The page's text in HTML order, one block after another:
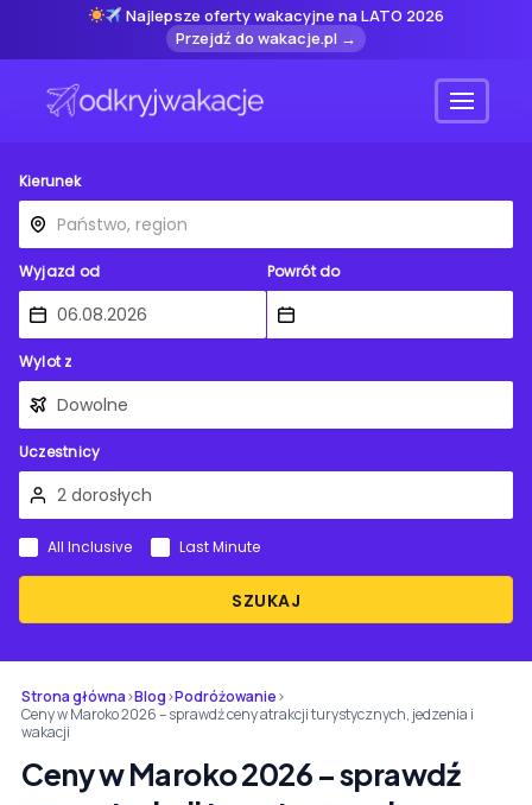
Najlepsze oferty wakacyjne na LATO 2026
Przejdź do wakacje.pl →
Menu
Kierunek
Wyjazd od Powrót do
Wylot z
Uczestnicy
SZUKAJ
All Inclusive Last Minute
Strona główna›Blog›Podróżowanie›
Ceny w Maroko 2026 – sprawdź ceny atrakcji turystycznych, jedzenia i
wakacji
Ceny w Maroko 2026 – sprawdź